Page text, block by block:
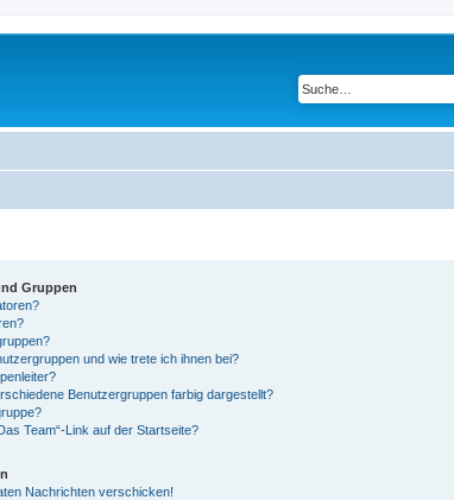
Gruppen
und wie trete ich ihnen bei?
Benutzergruppen farbig dargestellt?
Team“-Link auf der Startseite?
Nachrichten verschicken!